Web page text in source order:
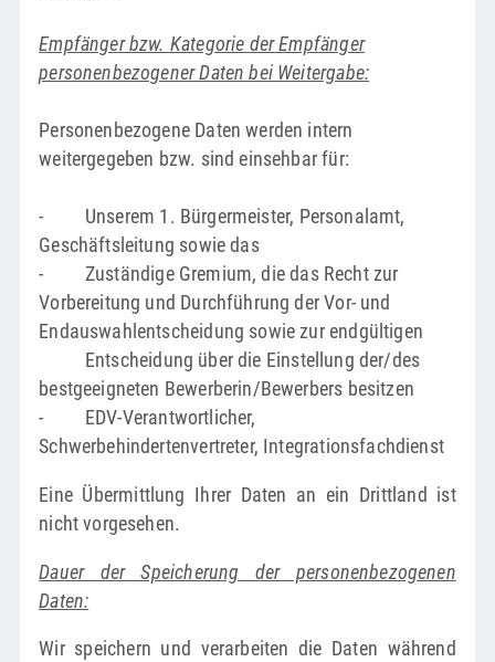
Empfänger bzw. Kategorie der Empfänger
personenbezogener Daten bei Weitergabe:
Personenbezogene Daten werden intern
weitergegeben bzw. sind einsehbar für:
- Unserem 1. Bürgermeister, Personalamt,
Geschäftsleitung sowie das
- Zuständige Gremium, die das Recht zur
Vorbereitung und Durchführung der Vor- und
Endauswahlentscheidung sowie zur endgültigen
Entscheidung über die Einstellung der/des
bestgeeigneten Bewerberin/Bewerbers besitzen
- EDV-Verantwortlicher,
Schwerbehindertenvertreter, Integrationsfachdienst
Eine Übermittlung Ihrer Daten an ein Drittland ist
nicht vorgesehen.
Dauer der Speicherung der personenbezogenen
Daten:
Wir speichern und verarbeiten die Daten während